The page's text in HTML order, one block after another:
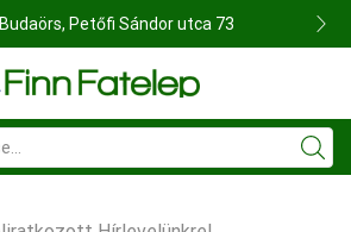
Petőfi Sándor utca 73
input